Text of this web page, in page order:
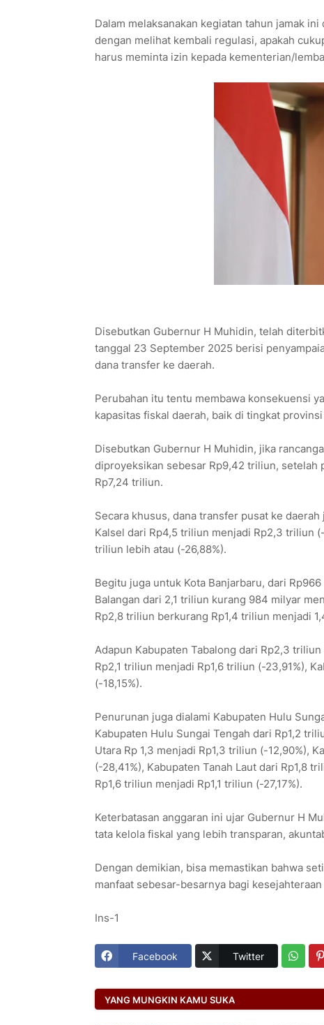
Dalam melaksanakan kegiatan tahun jamak
dengan melihat kembali regulasi, apakah
harus meminta izin kepada kementerian/
Disebutkan Gubernur H Muhidin, telah
tanggal 23 September 2025 berisi
dana transfer ke daerah.
Perubahan itu tentu membawa konsekuensi
kapasitas fiskal daerah, baik di tingkat
Disebutkan Gubernur H Muhidin, jika
diproyeksikan sebesar Rp9,42 triliun, setelah
Rp7,24 triliun.
Secara khusus, dana transfer pusat ke
Kalsel dari Rp4,5 triliun menjadi Rp2,3 triliun
triliun lebih atau (-26,88%).
Begitu juga untuk Kota Banjarbaru, dari
Balangan dari 2,1 triliun kurang 984 milyar
Rp2,8 triliun berkurang Rp1,4 triliun menjadi
Adapun Kabupaten Tabalong dari Rp2,3
Rp2,1 triliun menjadi Rp1,6 triliun (-23,91%),
(-18,15%).
Penurunan juga dialami Kabupaten Hulu
Kabupaten Hulu Sungai Tengah dari Rp1,2
Utara Rp 1,3 menjadi Rp1,3 triliun (-12,90%),
(-28,41%), Kabupaten Tanah Laut dari Rp1,8
Rp1,6 triliun menjadi Rp1,1 triliun (-27,17%).
Keterbatasan anggaran ini ujar Gubernur H
tata kelola fiskal yang lebih transparan,
Dengan demikian, bisa memastikan bahwa
manfaat sebesar-besarnya bagi
Ins-1
Facebook Twitter
YANG MUNGKIN KAMU SUKA